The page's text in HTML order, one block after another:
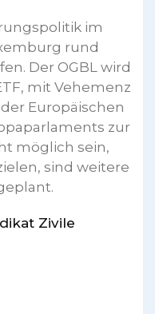
im
rund
Der OGBL wird
mit Vehemenz
Europäischen
zur
möglich sein,
sind weitere
Zivile